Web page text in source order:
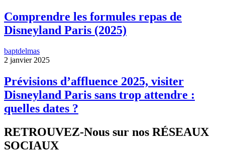
Comprendre les formules repas de
Disneyland Paris (2025)
baptdelmas
2 janvier 2025
Prévisions d’affluence 2025, visiter
Disneyland Paris sans trop attendre :
quelles dates ?
RETROUVEZ-Nous sur nos RÉSEAUX
SOCIAUX